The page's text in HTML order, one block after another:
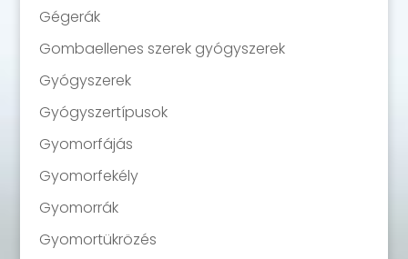
Gégerák
Gombaellenes szerek gyógyszerek
Gyógyszerek
Gyógyszertípusok
Gyomorfájás
Gyomorfekély
Gyomorrák
Gyomortükrözés